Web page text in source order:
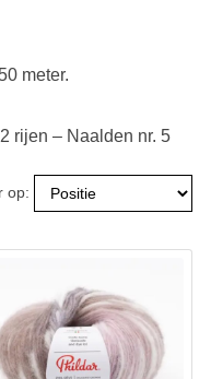
meter.
rijen – Naalden nr. 5
op: